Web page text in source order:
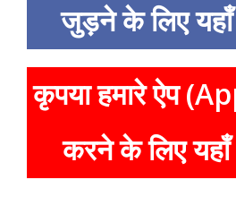
जुड़ने के लिए
कृपया हमारे ऐप
करने के लिए